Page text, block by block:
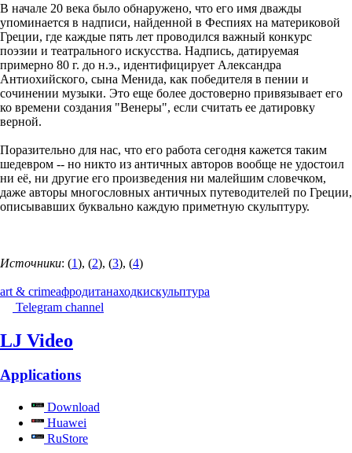
В начале 20 века было обнаружено, что его имя дважды
упоминается в надписи, найденной в Феспиях на материковой
Греции, где каждые пять лет проводился важный конкурс
поэзии и театрального искусства. Надпись, датируемая
примерно 80 г. до н.э., идентифицирует Александра
Антиохийского, сына Менида, как победителя в пении и
сочинении музыки. Это еще более достоверно привязывает его
ко времени создания "Венеры", если считать ее датировку
верной.
Поразительно для нас, что его работа сегодня кажется таким
шедевром -- но никто из античных авторов вообще не удостоил
ни её, ни другие его произведения ни малейшим словечком,
даже авторы многословных античных путеводителей по Греции,
описывавших буквально каждую приметную скульптуру.
Источники: (1), (2), (3), (4)
art & crimeафродитанаходкискульптура
Telegram channel
LJ Video
Applications
Download
Huawei
RuStore